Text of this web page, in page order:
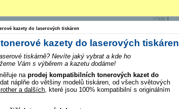
kazety do laserových tiskáren
kazety do laserových tiskáren
tiskárně? Nevíte jaký vybrat a kde ho
Vám s výběrem a kazetu dodáme!
na prodej kompatibilních tonerových kazet do
náplňe do většiny modelů tiskáren, od všech světových
a dalších, které jsou 100% kompatibilní s originálním